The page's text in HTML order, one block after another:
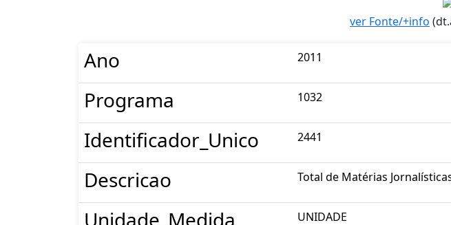
ver Fonte/+info
Ano 2011
Programa 1032
Identificador_Unico 2441
Descricao Total de Matérias
Unidade_Medida UNIDADE